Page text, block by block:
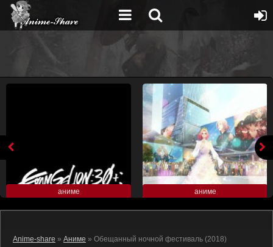
аниме аниме
Anime-share » Аниме » Обещанный ночной фестиваль (2018)